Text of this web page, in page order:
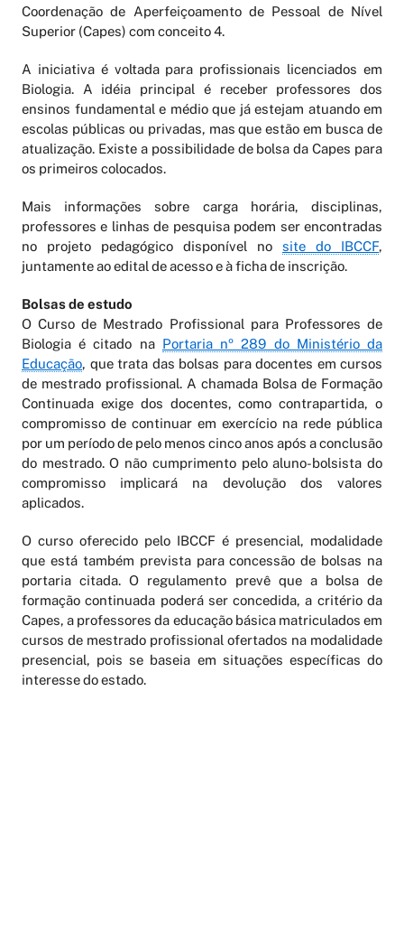
Coordenação de Aperfeiçoamento de Pessoal de Nível
Superior (Capes) com conceito 4.
A iniciativa é voltada para profissionais licenciados em
Biologia. A idéia principal é receber professores dos
ensinos fundamental e médio que já estejam atuando em
escolas públicas ou privadas, mas que estão em busca de
atualização. Existe a possibilidade de bolsa da Capes para
os primeiros colocados.
Mais informações sobre carga horária, disciplinas,
professores e linhas de pesquisa podem ser encontradas
no projeto pedagógico disponível no site do IBCCF,
juntamente ao edital de acesso e à ficha de inscrição.
Bolsas de estudo
O Curso de Mestrado Profissional para Professores de
Biologia é citado na Portaria nº 289 do Ministério da
Educação, que trata das bolsas para docentes em cursos
de mestrado profissional. A chamada Bolsa de Formação
Continuada exige dos docentes, como contrapartida, o
compromisso de continuar em exercício na rede pública
por um período de pelo menos cinco anos após a conclusão
do mestrado. O não cumprimento pelo aluno-bolsista do
compromisso implicará na devolução dos valores
aplicados.
O curso oferecido pelo IBCCF é presencial, modalidade
que está também prevista para concessão de bolsas na
portaria citada. O regulamento prevê que a bolsa de
formação continuada poderá ser concedida, a critério da
Capes, a professores da educação básica matriculados em
cursos de mestrado profissional ofertados na modalidade
presencial, pois se baseia em situações específicas do
interesse do estado.